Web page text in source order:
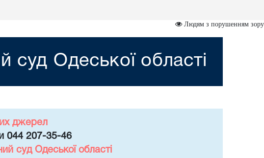
Людям з порушенням зору
суд Одеської області
джерел
044 207-35-46
суд Одеської області